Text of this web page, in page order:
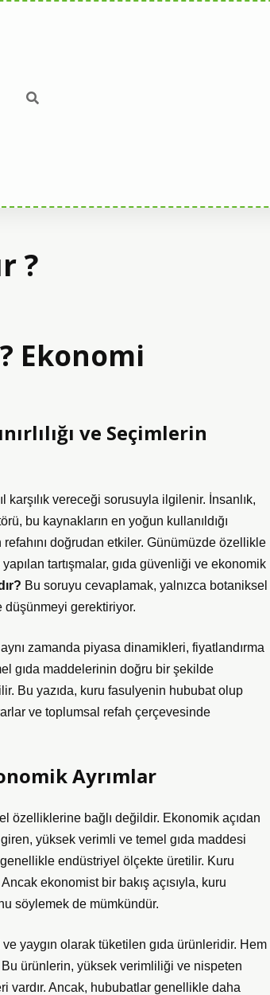
?
Ekonomi
ve Seçimlerin
karşılık vereceği sorusuyla ilgilenir. İnsanlık,
bu kaynakların en yoğun kullanıldığı
doğrudan etkiler. Günümüzde özellikle
tartışmalar, gıda güvenliği ve ekonomik
Bu soruyu cevaplamak, yalnızca botaniksel
düşünmeyi gerektiriyor.
aynı zamanda piyasa dinamikleri, fiyatlandırma
gıda maddelerinin doğru bir şekilde
Bu yazıda, kuru fasulyenin hububat olup
ve toplumsal refah çerçevesinde
Ayrımlar
özelliklerine bağlı değildir. Ekonomik açıdan
yüksek verimli ve temel gıda maddesi
endüstriyel ölçekte üretilir. Kuru
ekonomist bir bakış açısıyla, kuru
söylemek de mümkündür.
yaygın olarak tüketilen gıda ürünleridir. Hem
ürünlerin, yüksek verimliliği ve nispeten
vardır. Ancak, hububatlar genellikle daha